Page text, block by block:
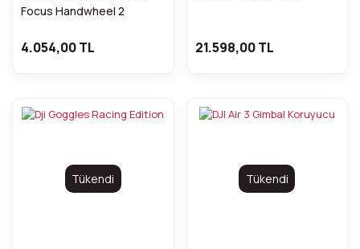
Focus Handwheel 2
4.054,00 TL 21.598,00 TL
Tükendi Tükendi